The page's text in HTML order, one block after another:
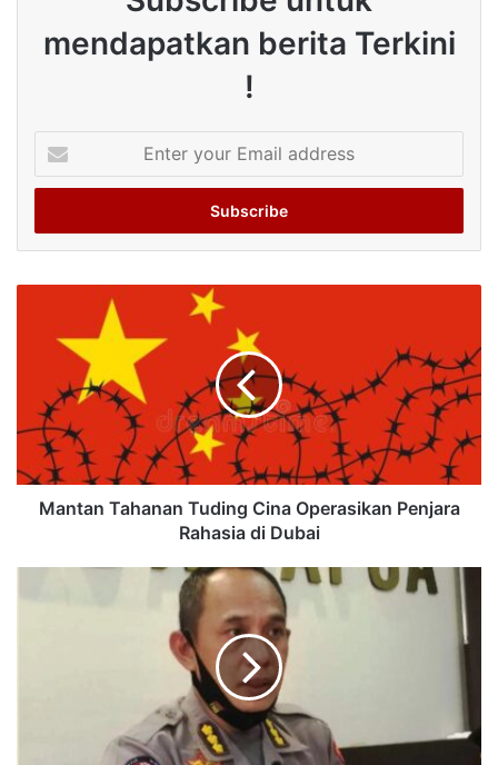
mendapatkan berita Terkini
!
your
Email
Mantan Tahanan Tuding Cina Operasikan Penjara
Rahasia di Dubai